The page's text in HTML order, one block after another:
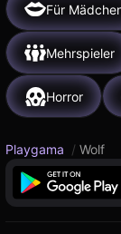
Für
Mehrspieler
Horror
Playgama / Wolf